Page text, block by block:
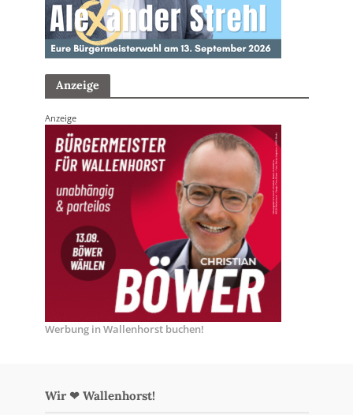
Anzeige
Anzeige
Werbung in Wallenhorst buchen!
Wir ❤ Wallenhorst!